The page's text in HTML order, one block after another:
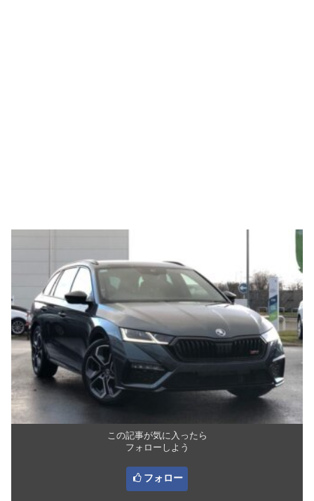
この記事が気に入ったら
フォローしよう
フォロー